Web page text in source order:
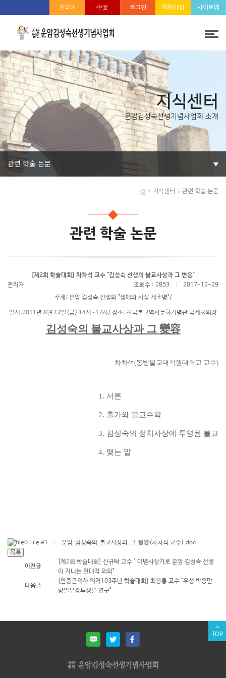
한국어 中文 로그인 회원가입 사이트맵
지식센터
운암김성숙선생기념사업회 소개
관련 학술 논문
지식센터 관련 학술 논문
관련 학술 논문
[제2회 학술대회] 차차석 교수 "김성숙 선생의 불교사상과 그 변용"
관리자
조회수 : 2853
2017-12-29
주제: 운암 김성숙 선생의 "생애와 사상 재조명"/
일시:2011년 8월 12일(금) 14시~17시/ 장소: 한국불교역사문화기념관 국제회의장
김성숙의 불교사상과 그 變容
차차석(동방불교대학원대학교 교수)
1. 서론
2. 출가와 불교수학
3. 김성숙의 정치사상에 투영된 불교
4. 맺는 말
File #1 운암_김성숙의_불교사상과_그_變容(차차석 교수).doc
이전글
[제2회 학술대회] 신규탁 교수 " 이념사상가로 운암 김성숙 선생
이 지니는 현대적 의의"
다음글
[안중근의사 의거103주년 학술대회] 최봉룡 교수 "우성 박용만
항일무장투쟁론 연구"
TOP